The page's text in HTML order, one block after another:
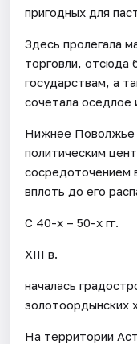
пригодных для
Здесь пролегала
торговли, отсюда
государствам, а
сочетала оседлое
Нижнее Поволжье
политическим
сосредоточением
вплоть до его
С 40-х – 50-х гг.
XIII в.
началась
золотоордынских
На территории